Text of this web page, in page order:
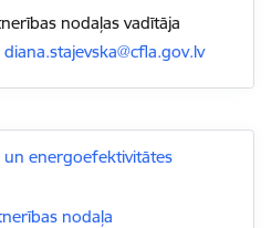
nodaļas vadītāja
E-pasts:
diana.stajevska@cfla.gov.lv
energoefektivitātes
nodaļa